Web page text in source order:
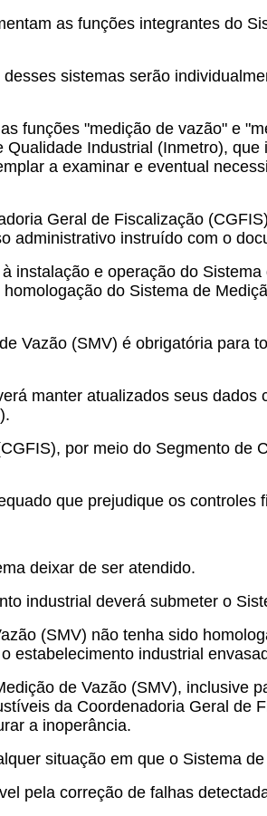
as funções integrantes do
sistemas serão
funções "medição de vazão" e
Industrial (Inmetro),
a examinar e eventual
Geral de Fiscalização
administrativo instruído com o
instalação e operação do
do Sistema de
Vazão (SMV) é obrigatória para
manter atualizados seus
por meio do Segmento
que prejudique os controles
deixar de ser atendido.
industrial deverá submeter o
(SMV) não tenha sido
estabelecimento industrial
de Vazão (SMV), inclusive
da Coordenadoria Geral
a inoperância.
situação em que o Sistema
pela correção de falhas